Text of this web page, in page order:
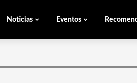
Noticias Eventos